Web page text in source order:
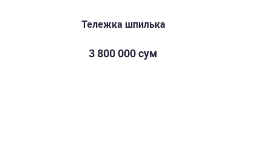
Тележка шпилька
3 800 000 сум